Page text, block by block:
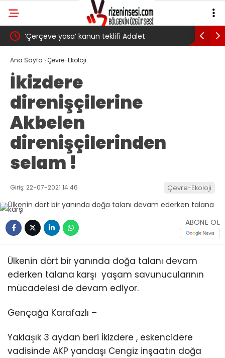
‘Çerçeve yasa’ kanun teklifi Adalet
Komisyonu’ndan geçti
AKP’li
Ana Sayfa ›Çevre-Ekoloji
İkizdere
direnişçilerine
Akbelen
direnişçilerinden
selam !
Giriş: 22-07-2021 14:46 Çevre-Ekoloji
ABONE OL
Ülkenin dört bir yanında doğa talanı devam
ederken talana karşı yaşam savunucularının
mücadelesi de devam ediyor.
Gençağa Karafazlı –
Yaklaşık 3 aydan beri İkizdere , eskencidere
vadisinde AKP yandaşı Cengiz inşaatın doğa